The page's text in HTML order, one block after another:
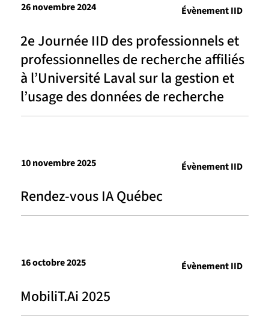
2e Journée IID des professionnels et
professionnelles de recherche affiliés
à l’Université Laval sur la gestion et
l’usage des données de recherche
26 novembre 2024 Évènement IID
Rendez-vous IA Québec
10 novembre 2025 Évènement IID
MobiliT.Ai 2025
16 octobre 2025 Évènement IID